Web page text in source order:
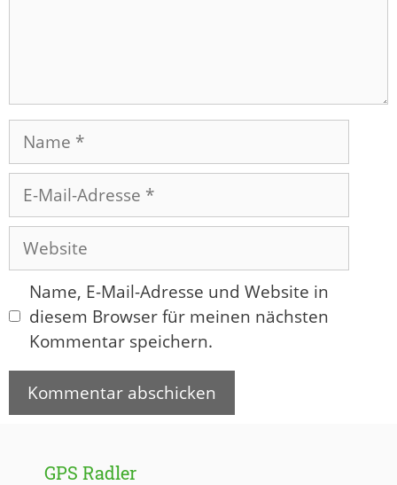
Name
Mail-
Adresse
Website
Name, E-Mail-Adresse und Website in
diesem Browser für meinen nächsten
Kommentar speichern.
GPS Radler